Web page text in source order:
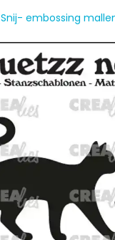
Snij- embossing